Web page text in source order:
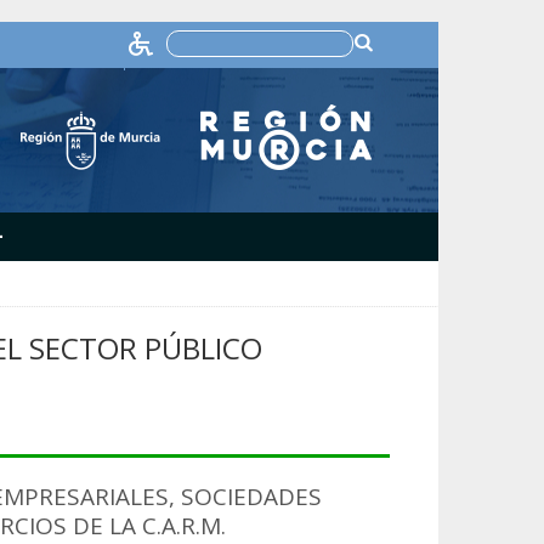
SECTOR PÚBLICO
SOCIEDADES
DE LA C.A.R.M.